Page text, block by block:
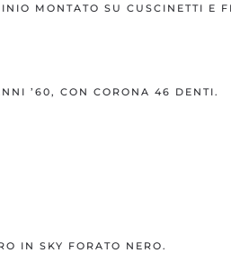
MONTATO SU CUSCINETTI E
’60, CON CORONA 46 DENTI.
IN SKY FORATO NERO.